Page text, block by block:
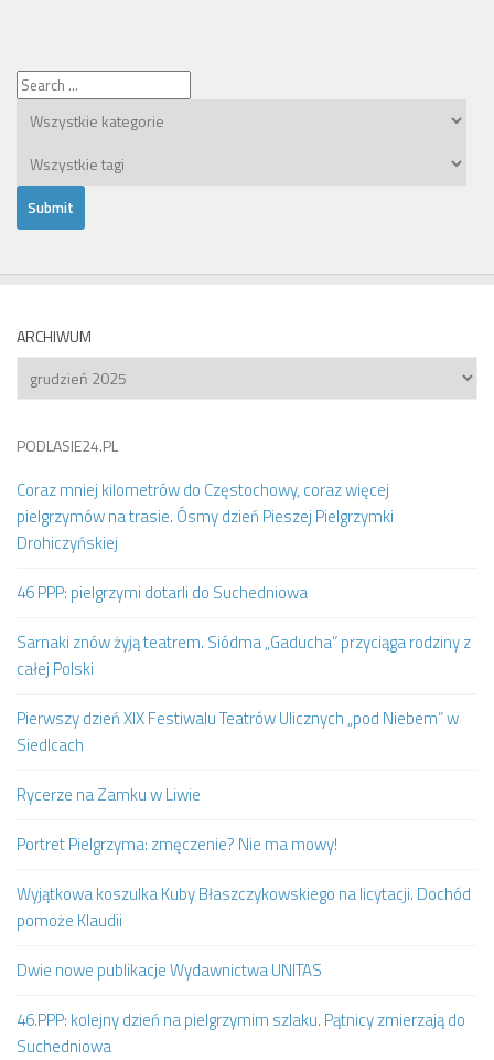
ARCHIWUM
Archiwum
PODLASIE24.PL
Coraz mniej kilometrów do Częstochowy, coraz więcej
pielgrzymów na trasie. Ósmy dzień Pieszej Pielgrzymki
Drohiczyńskiej
46 PPP: pielgrzymi dotarli do Suchedniowa
Sarnaki znów żyją teatrem. Siódma „Gaducha” przyciąga rodziny z
całej Polski
Pierwszy dzień XIX Festiwalu Teatrów Ulicznych „pod Niebem” w
Siedlcach
Rycerze na Zamku w Liwie
Portret Pielgrzyma: zmęczenie? Nie ma mowy!
Wyjątkowa koszulka Kuby Błaszczykowskiego na licytacji. Dochód
pomoże Klaudii
Dwie nowe publikacje Wydawnictwa UNITAS
46.PPP: kolejny dzień na pielgrzymim szlaku. Pątnicy zmierzają do
Suchedniowa